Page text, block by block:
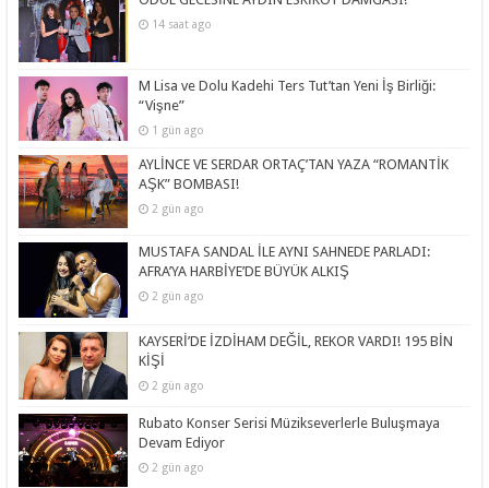
14 saat ago
M Lisa ve Dolu Kadehi Ters Tut’tan Yeni İş Birliği:
“Vişne”
1 gün ago
AYLİNCE VE SERDAR ORTAÇ’TAN YAZA “ROMANTİK
AŞK” BOMBASI!
2 gün ago
MUSTAFA SANDAL İLE AYNI SAHNEDE PARLADI:
AFRA’YA HARBİYE’DE BÜYÜK ALKIŞ
2 gün ago
KAYSERİ’DE İZDİHAM DEĞİL, REKOR VARDI! 195 BİN
KİŞİ
2 gün ago
Rubato Konser Serisi Müzikseverlerle Buluşmaya
Devam Ediyor
2 gün ago